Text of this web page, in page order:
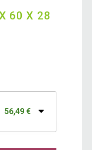
60 X 28
56,49 €